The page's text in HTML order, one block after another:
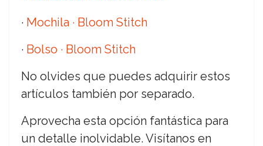
· Mochila · Bloom Stitch
· Bolso · Bloom Stitch
No olvides que puedes adquirir estos
artículos también por separado.
Aprovecha esta opción fantástica para
un detalle inolvidable. Visítanos en